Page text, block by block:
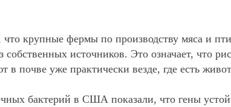
что крупные фермы по производству мяса и
источников. Это означает, что
в почве уже практически везде, где есть
бактерий в США показали, что гены